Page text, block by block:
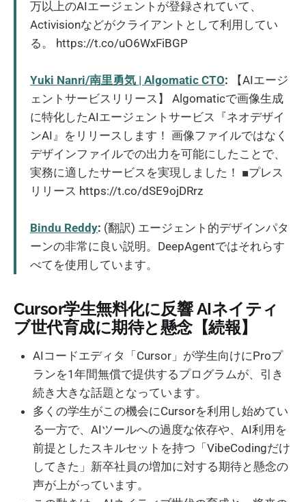
万以上のAIエージェントが登録されていて、
Activisionなどがクライアントとして利用してい
る。 https://t.co/uO6WxFiBGP
Yuki Nanri/南里勇気 | Algomatic CTO: 【AIエージ
ェントサービスリリース】 Algomaticで画像生成
に特化したAIエージェントサービス『ネオデザイ
ンAI』をリリースします！ 画像ファイルではなく
デザインファイルでの出力を可能にしたことで、
実務に適したサービスを実現しました！ ■プレス
リリース https://t.co/dSE9ojDRrz
Bindu Reddy: (翻訳) エージェント的デザインパタ
ーンの非常に良い説明。DeepAgentではそれらす
べてを使用しています。
Cursor学生無料化に反響 AIネイティ
ブ世代育成に期待と懸念【続報】
AIコードエディタ「Cursor」が学生向けにProプ
ランを1年間無償で提供するプログラムが、引き
続き大きな話題となっています。
多くの学生がこの機会にCursorを利用し始めてい
る一方で、AIツールへの過度な依存や、AI利用を
前提としたスキルセットを持つ「VibeCodingだけ
してきた」新卒社員の増加に対する期待と懸念の
声が上がっています。